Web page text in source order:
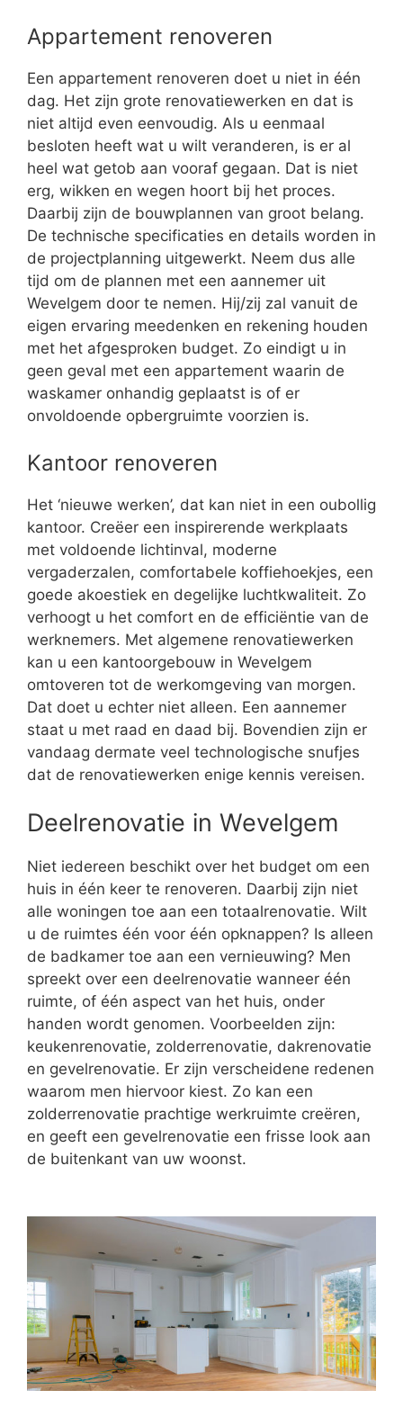
Appartement renoveren
Een appartement renoveren doet u niet in één
dag. Het zijn grote renovatiewerken en dat is
niet altijd even eenvoudig. Als u eenmaal
besloten heeft wat u wilt veranderen, is er al
heel wat getob aan vooraf gegaan. Dat is niet
erg, wikken en wegen hoort bij het proces.
Daarbij zijn de bouwplannen van groot belang.
De technische specificaties en details worden in
de projectplanning uitgewerkt. Neem dus alle
tijd om de plannen met een aannemer uit
Wevelgem door te nemen. Hij/zij zal vanuit de
eigen ervaring meedenken en rekening houden
met het afgesproken budget. Zo eindigt u in
geen geval met een appartement waarin de
waskamer onhandig geplaatst is of er
onvoldoende opbergruimte voorzien is.
Kantoor renoveren
Het ‘nieuwe werken’, dat kan niet in een oubollig
kantoor. Creëer een inspirerende werkplaats
met voldoende lichtinval, moderne
vergaderzalen, comfortabele koffiehoekjes, een
goede akoestiek en degelijke luchtkwaliteit. Zo
verhoogt u het comfort en de efficiëntie van de
werknemers. Met algemene renovatiewerken
kan u een kantoorgebouw in Wevelgem
omtoveren tot de werkomgeving van morgen.
Dat doet u echter niet alleen. Een aannemer
staat u met raad en daad bij. Bovendien zijn er
vandaag dermate veel technologische snufjes
dat de renovatiewerken enige kennis vereisen.
Deelrenovatie in Wevelgem
Niet iedereen beschikt over het budget om een
huis in één keer te renoveren. Daarbij zijn niet
alle woningen toe aan een totaalrenovatie. Wilt
u de ruimtes één voor één opknappen? Is alleen
de badkamer toe aan een vernieuwing? Men
spreekt over een deelrenovatie wanneer één
ruimte, of één aspect van het huis, onder
handen wordt genomen. Voorbeelden zijn:
keukenrenovatie, zolderrenovatie, dakrenovatie
en gevelrenovatie. Er zijn verscheidene redenen
waarom men hiervoor kiest. Zo kan een
zolderrenovatie prachtige werkruimte creëren,
en geeft een gevelrenovatie een frisse look aan
de buitenkant van uw woonst.